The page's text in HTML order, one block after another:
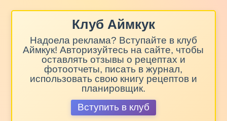
Клуб Аймкук
Надоела реклама? Вступайте в клуб
Аймкук! Авторизуйтесь на сайте, чтобы
оставлять отзывы о рецептах и
фотоотчеты, писать в журнал,
использовать свою книгу рецептов и
планировщик.
Вступить в клуб